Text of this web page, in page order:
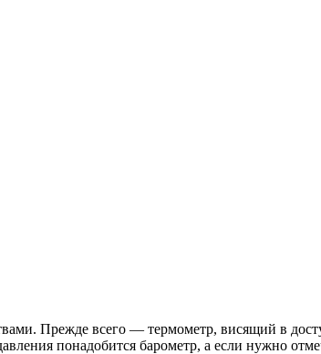
Прежде всего — термометр, висящий в
понадобится барометр, а если нужно